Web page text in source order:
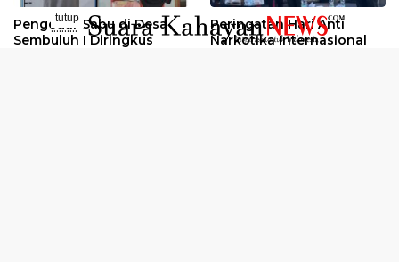
Pengedar Sabu di Desa
Sembuluh I Diringkus
Peringatan Hari Anti
Narkotika Internasional
tutup
..........